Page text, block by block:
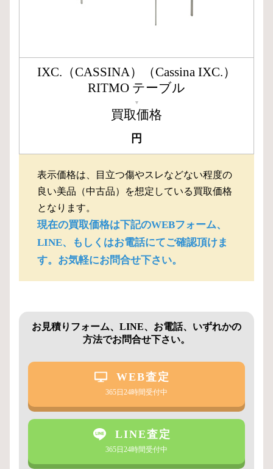
IXC.（CASSINA）（Cassina IXC.）
RITMO テーブル
▼
買取価格
円
表示価格は、目立つ傷やスレなどない程度の
良い美品（中古品）を想定している買取価格
となります。
現在の買取価格は下記のWEBフォーム、
LINE、もしくはお電話にてご確認頂けま
す。お気軽にお問合せ下さい。
お見積りフォーム、LINE、お電話、いずれかの
方法でお問合せ下さい。
WEB査定
365日24時間受付中
LINE査定
365日24時間受付中